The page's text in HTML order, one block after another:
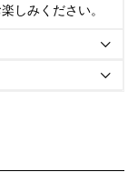
しみください。

